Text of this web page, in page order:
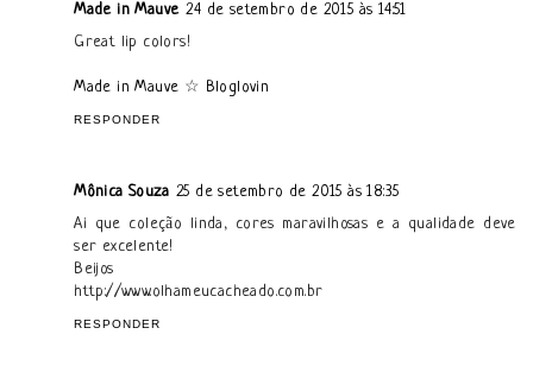
Made in Mauve 24 de setembro de 2015 às 14:51
Great lip colors!
Made in Mauve ☆ Bloglovin
RESPONDER
Mônica Souza 25 de setembro de 2015 às 18:35
Ai que coleção linda, cores maravilhosas e a qualidade deve
ser excelente!
Beijos
http://www.olhameucacheado.com.br
RESPONDER